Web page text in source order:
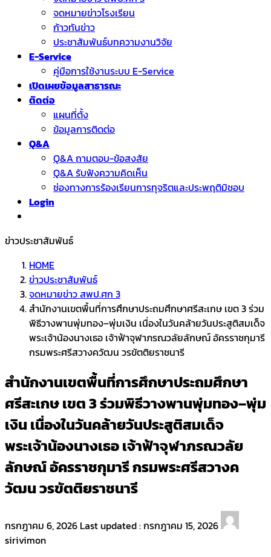
จดหมายข่าวโรงเรียน
ก้าวทันข่าว
ประชาสัมพันธ์บทความงานวิจัย
E-Service
คู่มือการใช้งานระบบ E-Service
เปิดเผยข้อมูลสาธารณะ
ติดต่อ
แผนที่ตั้ง
ข้อมูลการติดต่อ
Q&A
Q&A ถามตอบ-ข้อสงสัย
Q&A รับฟังความคิดเห็น
ช่องทางการร้องเรียนการทุจริตและประพฤติมิชอบ
Login
ข่าวประชาสัมพันธ์
HOME
ข่าวประชาสัมพันธ์
จดหมายข่าว สพป.ศก 3
สำนักงานเขตพื้นที่การศึกษาประถมศึกษาศรีสะเกษ เขต 3 ร่วม
พิธีวางพานพุ่มทอง–พุ่มเงิน เนื่องในวันคล้ายวันประสูติสมเด็จ
พระเจ้าน้องนางเธอ เจ้าฟ้าจุฬาภรณวลัยลักษณ์ อัครราชกุมารี
กรมพระศรีสวางควัฒน วรขัตติยราชนารี
สำนักงานเขตพื้นที่การศึกษาประถมศึกษา
ศรีสะเกษ เขต 3 ร่วมพิธีวางพานพุ่มทอง–พุ่ม
เงิน เนื่องในวันคล้ายวันประสูติสมเด็จ
พระเจ้าน้องนางเธอ เจ้าฟ้าจุฬาภรณวลัย
ลักษณ์ อัครราชกุมารี กรมพระศรีสวางค
วัฒน วรขัตติยราชนารี
กรกฎาคม 6, 2026 Last updated :กรกฎาคม 15, 2026
sirivimon